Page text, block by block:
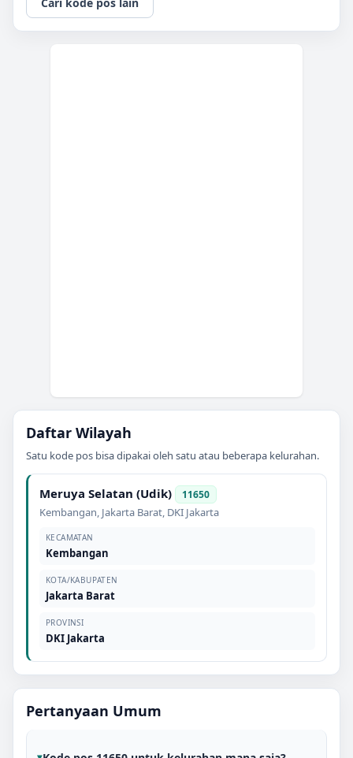
Daftar Wilayah
Satu kode pos bisa dipakai oleh satu atau beberapa kelurahan.
Meruya Selatan (Udik) 11650
Kembangan, Jakarta Barat, DKI Jakarta
KECAMATAN
Kembangan
KOTA/KABUPATEN
Jakarta Barat
PROVINSI
DKI Jakarta
Pertanyaan Umum